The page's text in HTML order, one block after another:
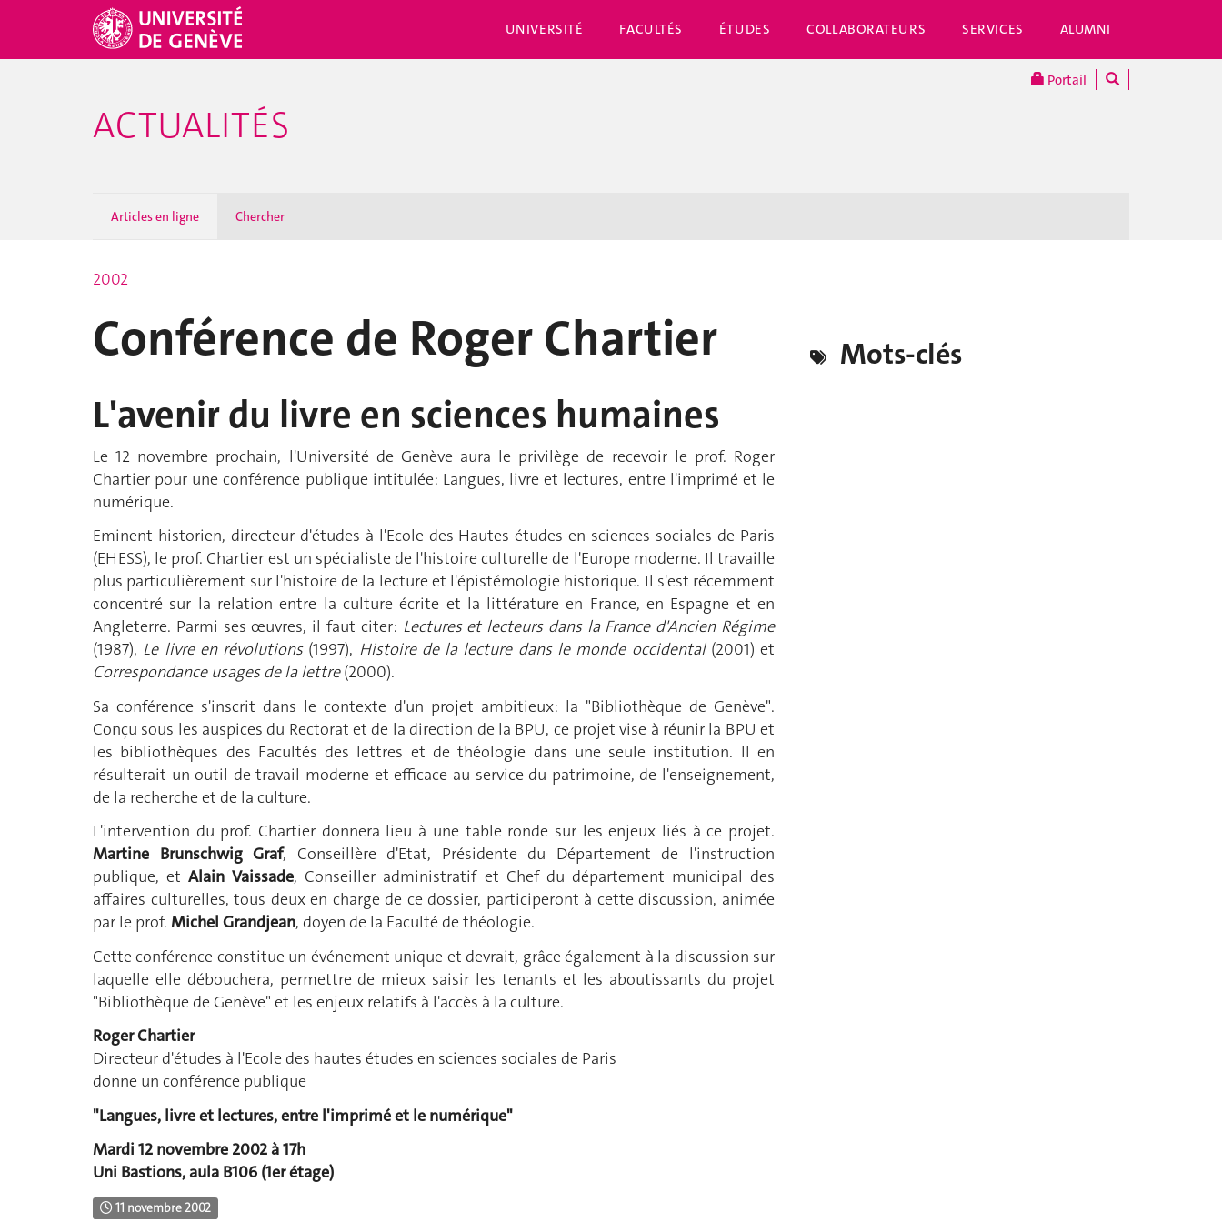
UNIVERSITÉ FACULTÉS ÉTUDES COLLABORATEURS SERVICES ALUMNI
Portail
ACTUALITÉS
Articles en ligne Chercher
2002
Conférence de Roger Chartier
L'avenir du livre en sciences humaines
Le 12 novembre prochain, l'Université de Genève aura le privilège de recevoir le prof. Roger
Chartier pour une conférence publique intitulée: Langues, livre et lectures, entre l'imprimé et le
numérique.
Eminent historien, directeur d'études à l'Ecole des Hautes études en sciences sociales de Paris
(EHESS), le prof. Chartier est un spécialiste de l'histoire culturelle de l'Europe moderne. Il travaille
plus particulièrement sur l'histoire de la lecture et l'épistémologie historique. Il s'est récemment
concentré sur la relation entre la culture écrite et la littérature en France, en Espagne et en
Angleterre. Parmi ses œuvres, il faut citer: Lectures et lecteurs dans la France d'Ancien Régime
(1987), Le livre en révolutions(1997), Histoire de la lecture dans le monde occidental(2001) et
Correspondance usages de la lettre(2000).
Sa conférence s'inscrit dans le contexte d'un projet ambitieux: la "Bibliothèque de Genève".
Conçu sous les auspices du Rectorat et de la direction de la BPU, ce projet vise à réunir la BPU et
les bibliothèques des Facultés des lettres et dethéologie dans une seule institution. Il en
résulterait un outil de travail moderne et efficace au service du patrimoine, de l'enseignement,
de la recherche et de la culture.
L'intervention du prof. Chartier donnera lieu à une table ronde sur les enjeux liés à ce projet.
Martine Brunschwig Graf, Conseillère d'Etat, Présidente du Département de l'instruction
publique, etAlain Vaissade, Conseiller administratif et Chef du département municipal des
affaires culturelles, tous deux en charge de ce dossier, participeront à cette discussion, animée
par le prof. Michel Grandjean, doyen de la Faculté de théologie.
Cette conférence constitue un événement unique et devrait, grâce également à la discussion sur
laquelle elle débouchera, permettre de mieux saisir les tenants et les aboutissants du projet
"Bibliothèque de Genève" et les enjeux relatifs à l'accès à la culture.
Roger Chartier
Directeur d'études à l'Ecole des hautes études en sciences sociales de Paris
donne un conférence publique
"Langues, livre et lectures, entre l'imprimé et le numérique"
Mardi 12 novembre 2002 à 17h
Uni Bastions, aula B106 (1er étage)
11 novembre 2002
Mots-clés